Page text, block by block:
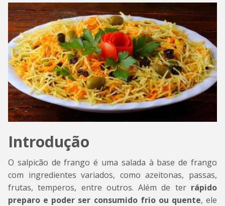
Introdução
O salpicão de frango é uma salada à base de frango
com ingredientes variados, como azeitonas, passas,
frutas, temperos, entre outros. Além de ter rápido
preparo e poder ser consumido frio ou quente, ele